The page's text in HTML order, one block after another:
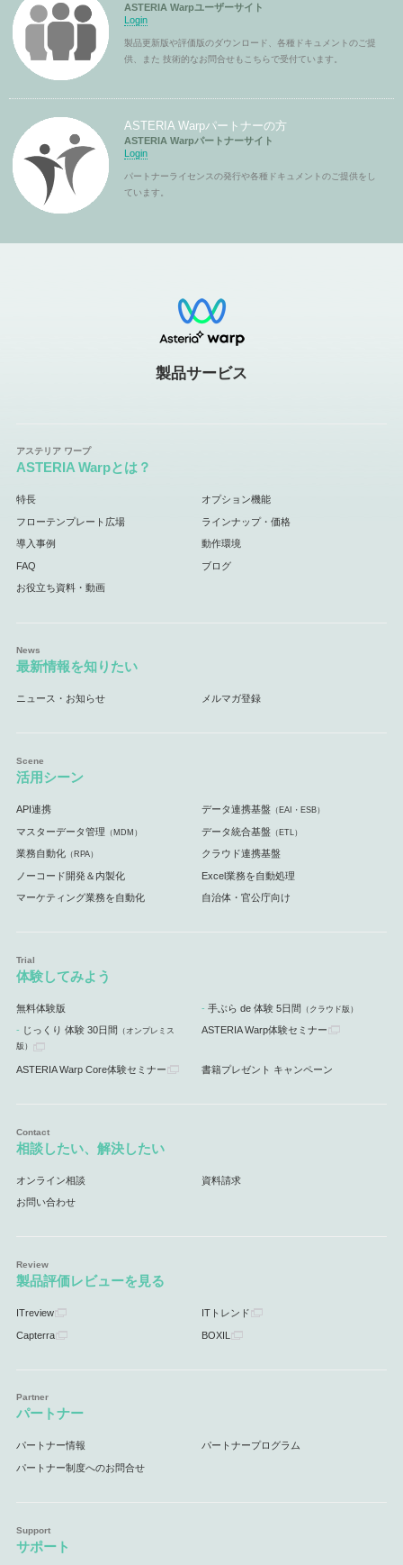
ASTERIA Warpユーザーサイト
Login
製品更新版や評価版のダウンロード、各種ドキュメントのご提
供、また 技術的なお問合せもこちらで受付ています。
ASTERIA Warpパートナーの方
ASTERIA Warpパートナーサイト
Login
パートナーライセンスの発行や各種ドキュメントのご提供をし
ています。
製品サービス
ASTERIA Warpとは？
特長 オプション機能
フローテンプレート広場 ラインナップ・価格
導入事例 動作環境
FAQ ブログ
お役立ち資料・動画
最新情報を知りたい
ニュース・お知らせ メルマガ登録
活用シーン
API連携 データ連携基盤 （EAI・ESB）
マスターデータ管理 （MDM） データ統合基盤 （ETL）
業務自動化（RPA） クラウド連携基盤
ノーコード開発＆内製化 Excel業務を自動処理
マーケティング業務を自動化 自治体・官公庁向け
体験してみよう
無料体験版 手ぶら de 体験 5日間 （クラウド版）
じっくり 体験 30日間 （オンプレミス
版）
ASTERIA Warp体験セミナー
ASTERIA Warp Core体験セミナー 書籍プレゼント キャンペーン
相談したい、解決したい
オンライン相談 資料請求
お問い合わせ
製品評価レビューを見る
ITreview ITトレンド
Capterra BOXIL
パートナー
パートナー情報 パートナープログラム
パートナー制度へのお問合せ
サポート